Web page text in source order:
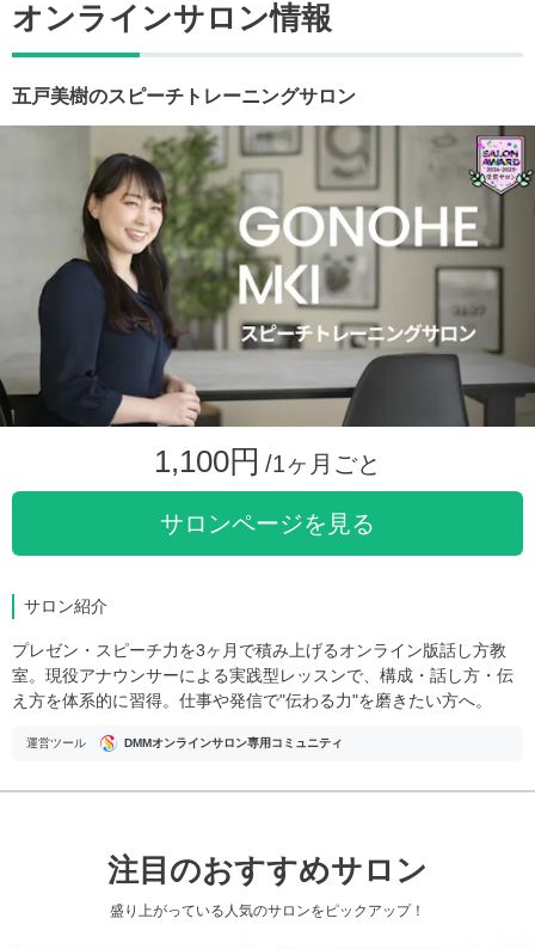
オンラインサロン情報
五戸美樹のスピーチトレーニングサロン
1,100円 /1ヶ月ごと
サロンページを見る
サロン紹介
プレゼン・スピーチ力を3ヶ月で積み上げるオンライン版話し方教
室。現役アナウンサーによる実践型レッスンで、構成・話し方・伝
え方を体系的に習得。仕事や発信で"伝わる力"を磨きたい方へ。
運営ツール DMMオンラインサロン専用コミュニティ
注目のおすすめサロン
盛り上がっている人気のサロンをピックアップ！